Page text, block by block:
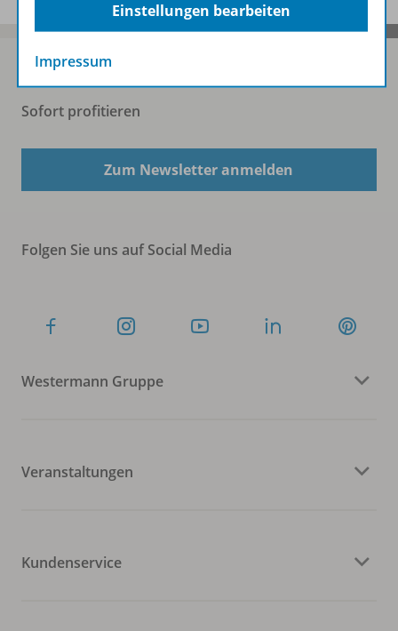
Sofort profitieren
Zum Newsletter anmelden
Folgen Sie uns auf Social Media
Westermann Gruppe
Veranstaltungen
Kundenservice
Einstellungen bearbeiten
Impressum